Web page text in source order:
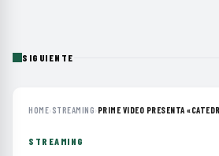
SIGUIENTE
HOME› STREAMING› PRIME VIDEO PRESENTA
STREAMING